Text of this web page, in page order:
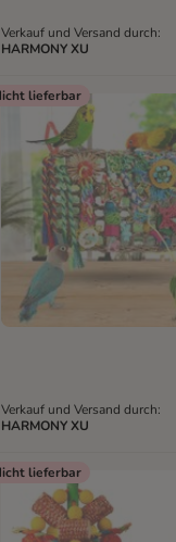
Verkauf und Versand durch:
HARMONY XU
lieferbar
Verkauf und Versand durch:
HARMONY XU
lieferbar